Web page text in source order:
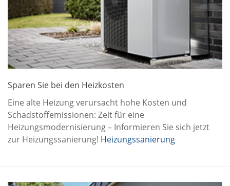
Sparen Sie bei den Heizkosten
Eine alte Heizung verursacht hohe Kosten und
Schadstoffemissionen: Zeit für eine
Heizungsmodernisierung – Informieren Sie sich jetzt
zur Heizungssanierung! Heizungssanierung